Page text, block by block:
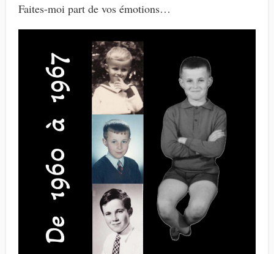
Faites-moi part de vos émotions…